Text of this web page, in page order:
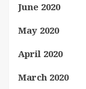
June 2020
May 2020
April 2020
March 2020